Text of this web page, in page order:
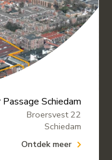
Schiedam
Broersvest 22
Schiedam
Ontdek meer